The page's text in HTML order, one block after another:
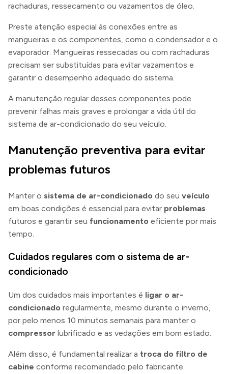
rachaduras, ressecamento ou vazamentos de óleo.
Preste atenção especial às conexões entre as
mangueiras e os componentes, como o condensador e o
evaporador. Mangueiras ressecadas ou com rachaduras
precisam ser substituídas para evitar vazamentos e
garantir o desempenho adequado do sistema.
A manutenção regular desses componentes pode
prevenir falhas mais graves e prolongar a vida útil do
sistema de ar-condicionado do seu veículo.
Manutenção preventiva para evitar
problemas futuros
Manter o sistema de ar-condicionado do seu veículo
em boas condições é essencial para evitar problemas
futuros e garantir seu funcionamento eficiente por mais
tempo.
Cuidados regulares com o sistema de ar-
condicionado
Um dos cuidados mais importantes é ligar o ar-
condicionado regularmente, mesmo durante o inverno,
por pelo menos 10 minutos semanais para manter o
compressor lubrificado e as vedações em bom estado.
Além disso, é fundamental realizar a troca do filtro de
cabine conforme recomendado pelo fabricante